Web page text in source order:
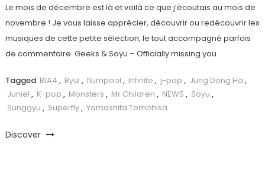
Le mois de décembre est là et voilà ce que j’écoutais au mois de
novembre ! Je vous laisse apprécier, découvrir ou redécouvrir les
musiques de cette petite sélection, le tout accompagné parfois
de commentaire. Geeks & Soyu – Officially missing you
Tagged B1A4 , Byul , flumpool , Infinite , j-pop , Jung Dong Ha ,
Juniel , K-pop , Monsters , Mr Children , NEWS , Soyu ,
Sunggyu , Superfly, Yamashita Tomohisa
Discover